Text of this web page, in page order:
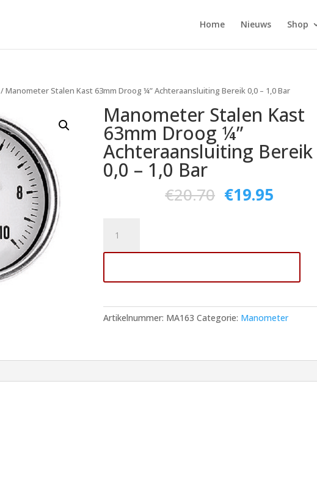
Home Nieuws Shop
/ Manometer Stalen Kast 63mm Droog ¼” Achteraansluiting Bereik 0,0 – 1,0 Bar
Manometer Stalen Kast
63mm Droog ¼”
Achteraansluiting Bereik
0,0 – 1,0 Bar
€20.70 €19.95
Stalen
Kast
Droog
Achteraansluiting
Bereik
Bar
Artikelnummer: MA163 Categorie: Manometer